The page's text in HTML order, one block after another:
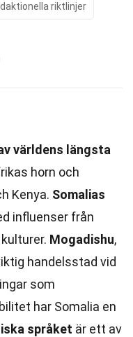
riktlinjer
världens längsta
horn och
Kenya. Somalias
influenser från
Mogadishu,
handelsstad vid
som
har Somalia en
språket är ett av